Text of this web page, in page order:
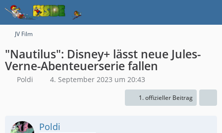
JV Film
"Nautilus": Disney+ lässt neue Jules-
Verne-Abenteuerserie fallen
Poldi 4. September 2023 um 20:43
1. offizieller Beitrag
Poldi